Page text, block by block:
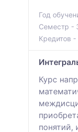
Год
Семестр -
Кредитов -
Курс
понятий,